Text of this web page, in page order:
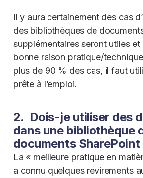
Il y aura certainement des cas
des bibliothèques de
supplémentaires seront utiles et
bonne raison pratique/
plus de 90 % des cas, il faut
prête à l’emploi.
2. Dois-je utiliser des
dans une bibliothèque
documents SharePoint
La « meilleure pratique en
a connu quelques revirements